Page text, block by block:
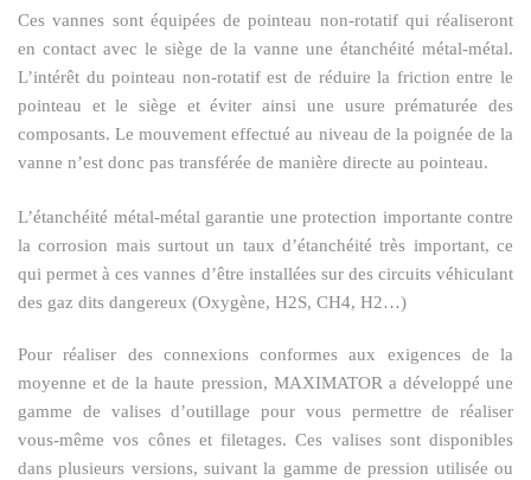
Ces vannes sont équipées de pointeau non-rotatif qui réaliseront
en contact avec le siège de la vanne une étanchéité métal-métal.
L’intérêt du pointeau non-rotatif est de réduire la friction entre le
pointeau et le siège et éviter ainsi une usure prématurée des
composants. Le mouvement effectué au niveau de la poignée de la
vanne n’est donc pas transférée de manière directe au pointeau.
L’étanchéité métal-métal garantie une protection importante contre
la corrosion mais surtout un taux d’étanchéité très important, ce
qui permet à ces vannes d’être installées sur des circuits véhiculant
des gaz dits dangereux (Oxygène, H2S, CH4, H2…)
Pour réaliser des connexions conformes aux exigences de la
moyenne et de la haute pression, MAXIMATOR a développé une
gamme de valises d’outillage pour vous permettre de réaliser
vous-même vos cônes et filetages. Ces valises sont disponibles
dans plusieurs versions, suivant la gamme de pression utilisée ou